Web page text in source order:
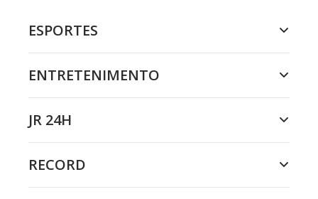
ESPORTES
ENTRETENIMENTO
JR 24H
RECORD